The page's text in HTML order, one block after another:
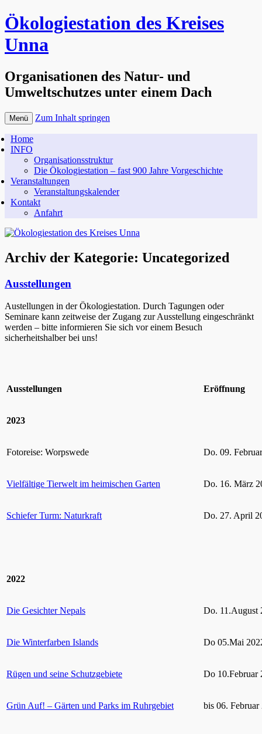
Ökologiestation des Kreises
Unna
Organisationen des Natur- und
Umweltschutzes unter einem Dach
Menü Zum Inhalt springen
Home
INFO
Organisationsstruktur
Die Ökologiestation – fast 900 Jahre Vorgeschichte
Veranstaltungen
Veranstaltungskalender
Kontakt
Anfahrt
Archiv der Kategorie: Uncategorized
Ausstellungen
Austellungen in der Ökologiestation. Durch Tagungen oder
Seminare kann zeitweise der Zugang zur Ausstellung eingeschränkt
werden – bitte informieren Sie sich vor einem Besuch
sicherheitshalber bei uns!
Ausstellungen Eröffnung
2023
Fotoreise: Worpswede Do. 09.
Vielfältige Tierwelt im heimischen Garten Do. 16. März
Schiefer Turm: Naturkraft Do. 27. April
2022
Die Gesichter Nepals Do. 11.August
Die Winterfarben Islands Do 05.Mai
Rügen und seine Schutzgebiete Do 10.Februar
Grün Auf! – Gärten und Parks im Ruhrgebiet bis 06. Februar